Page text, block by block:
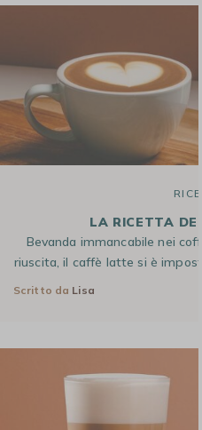
LA RICETTA
Bevanda immancabile nei
riuscita, il caffè latte si è
Scritto da Lisa